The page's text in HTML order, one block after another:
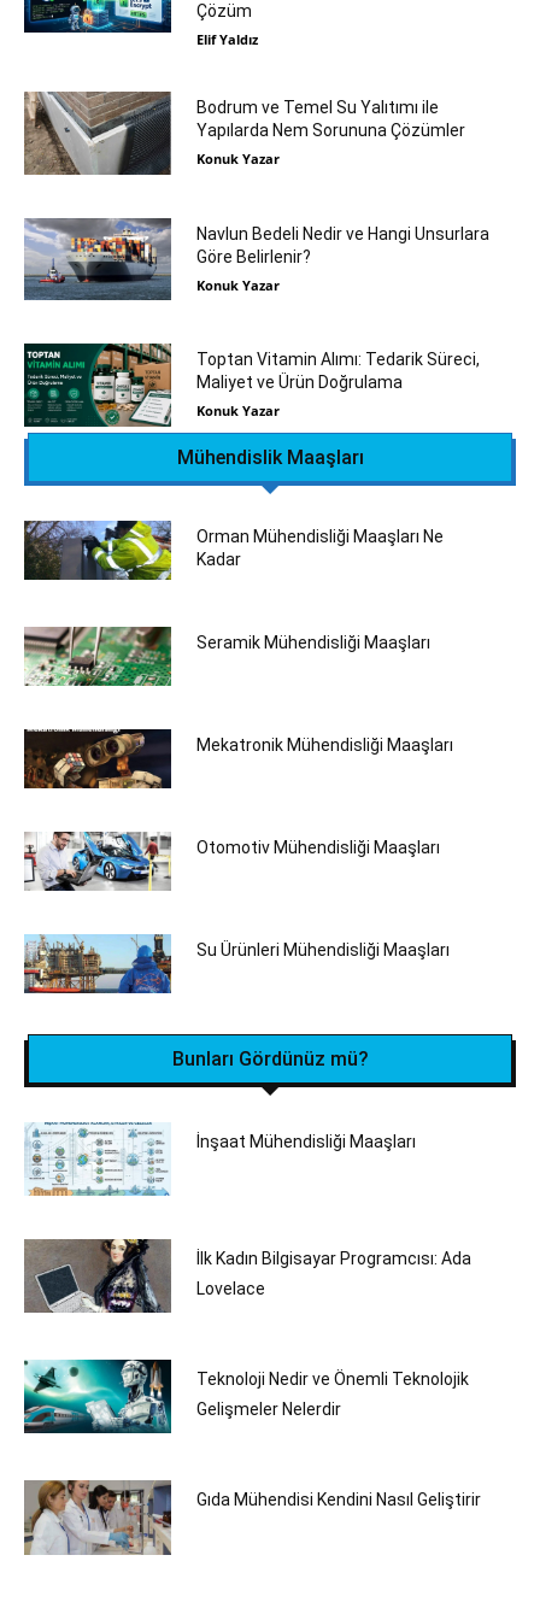
Çözüm
Elif Yaldız
Bodrum ve Temel Su Yalıtımı ile
Yapılarda Nem Sorununa Çözümler
Konuk Yazar
Navlun Bedeli Nedir ve Hangi Unsurlara
Göre Belirlenir?
Konuk Yazar
Toptan Vitamin Alımı: Tedarik Süreci,
Maliyet ve Ürün Doğrulama
Konuk Yazar
Mühendislik Maaşları
Orman Mühendisliği Maaşları Ne
Kadar
Seramik Mühendisliği‎ Maaşları
Mekatronik Mühendisliği Maaşları
Otomotiv Mühendisliği Maaşları
Su Ürünleri Mühendisliği Maaşları
Bunları Gördünüz mü?
İnşaat Mühendisliği Maaşları
İlk Kadın Bilgisayar Programcısı: Ada
Lovelace
Teknoloji Nedir ve Önemli Teknolojik
Gelişmeler Nelerdir
Gıda Mühendisi Kendini Nasıl Geliştirir